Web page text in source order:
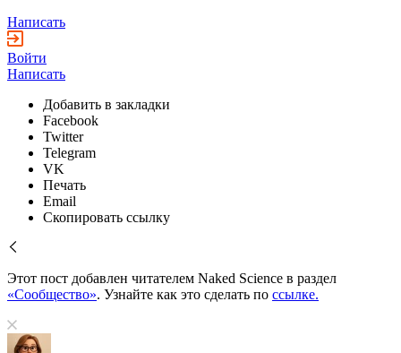
Написать
Войти
Написать
Добавить в закладки
Facebook
Twitter
Telegram
VK
Печать
Email
Скопировать ссылку
Этот пост добавлен читателем Naked Science в раздел
«Сообщество». Узнайте как это сделать по ссылке.